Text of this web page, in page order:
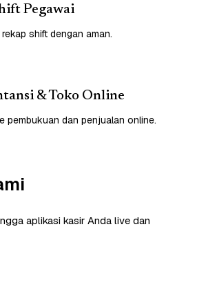
Pegawai
shift dengan aman.
& Toko Online
pembukuan dan penjualan online.
aplikasi kasir Anda live dan